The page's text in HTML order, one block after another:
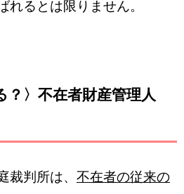
れるとは限りません。
？〉不在者財産管理人
裁判所は、 不在者の従来の